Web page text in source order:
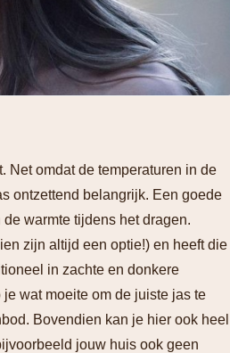
Net omdat de temperaturen in de
ontzettend belangrijk. Een goede
warmte tijdens het dragen.
zijn altijd een optie!) en heeft die
in zachte en donkere
wat moeite om de juiste jas te
Bovendien kan je hier ook heel
jouw huis ook geen